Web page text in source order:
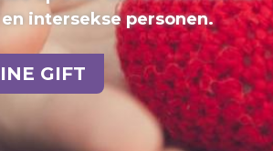
intersekse personen.
GIFT